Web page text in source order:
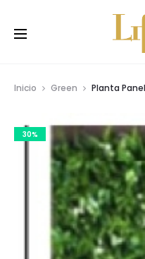
Inicio Green Planta
30%